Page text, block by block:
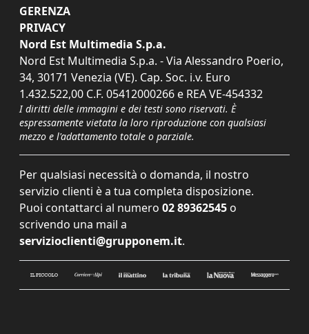
GERENZA
PRIVACY
Nord Est Multimedia S.p.a.
Nord Est Multimedia S.p.a. - Via Alessandro Poerio,
34, 30171 Venezia (VE). Cap. Soc. i.v. Euro
1.432.522,00 C.F. 05412000266 e REA VE-454332
I diritti delle immagini e dei testi sono riservati. È
espressamente vietata la loro riproduzione con qualsiasi
mezzo e l'adattamento totale o parziale.
Per qualsiasi necessità o domanda, il nostro
servizio clienti è a tua completa disposizione.
Puoi contattarci al numero 02 89362545 o
scrivendo una mail a
servizioclienti@grupponem.it.